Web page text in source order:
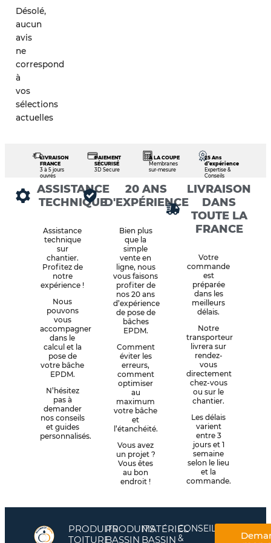
Désolé,
aucun
avis
ne
correspond
à
vos
sélections
actuelles
LIVRAISON
FRANCE
3 à 5 jours
ouvrés
PAIEMENT
SÉCURISÉ
3D Secure
À LA COUPE
Membranes
sur-mesure
25 Ans
d’expérience
Expertise &
Conseils
ASSISTANCE
TECHNIQUE
Assistance
technique
sur
chantier.
Profitez de
notre
expérience !
Nous
pouvons
vous
accompagner
dans le
calcul et la
pose de
votre bâche
EPDM.
N’hésitez
pas à
demander
nos conseils
et guides
personnalisés.
20 ANS
D'EXPÉRIENCE
Bien plus
que la
simple
vente en
ligne, nous
vous faisons
profiter de
nos 20 ans
d’expérience
de pose de
bâches
EPDM.
Comment
éviter les
erreurs,
comment
optimiser
au
maximum
votre bâche
et
l’étanchéité.
Vous avez
un projet ?
Vous êtes
au bon
endroit !
LIVRAISON
DANS
TOUTE LA
FRANCE
Votre
commande
est
préparée
dans les
meilleurs
délais.
Notre
transporteur
livrera sur
rendez-
vous
directement
chez-vous
ou sur le
chantier.
Les délais
varient
entre 3
jours et 1
semaine
selon le lieu
et la
commande.
PRODUITS
TOITURE
PRODUITS
BASSIN
MATÉRIEL
BASSIN
CONSEILS
&